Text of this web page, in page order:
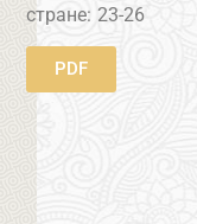
стране: 23-26
PDF